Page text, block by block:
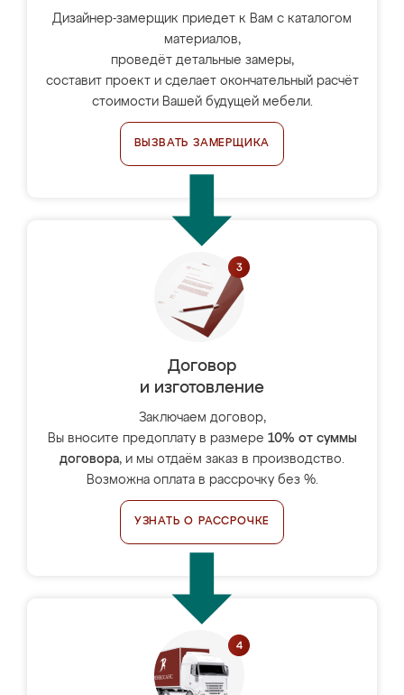
Дизайнер-замерщик приедет к Вам с каталогом
материалов,
проведёт детальные замеры,
составит проект и сделает окончательный расчёт
стоимости Вашей будущей мебели.
ВЫЗВАТЬ ЗАМЕРЩИКА
Договор
и изготовление
Заключаем договор,
Вы вносите предоплату в размере 10% от суммы
договора, и мы отдаём заказ в производство.
Возможна оплата в рассрочку без %.
УЗНАТЬ О РАССРОЧКЕ